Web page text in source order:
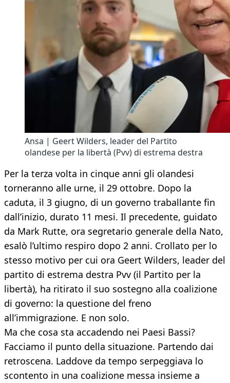
Ansa | Geert Wilders, leader del Partito
olandese per la libertà (Pvv) di estrema destra
Per la terza volta in cinque anni gli olandesi
torneranno alle urne, il 29 ottobre. Dopo la
caduta, il 3 giugno, di un governo traballante fin
dall’inizio, durato 11 mesi. Il precedente, guidato
da Mark Rutte, ora segretario generale della Nato,
esalò l’ultimo respiro dopo 2 anni. Crollato per lo
stesso motivo per cui ora Geert Wilders, leader del
partito di estrema destra Pvv (il Partito per la
libertà), ha ritirato il suo sostegno alla coalizione
di governo: la questione del freno
all’immigrazione. E non solo.
Ma che cosa sta accadendo nei Paesi Bassi?
Facciamo il punto della situazione. Partendo dai
retroscena. Laddove da tempo serpeggiava lo
scontento in una coalizione messa insieme a